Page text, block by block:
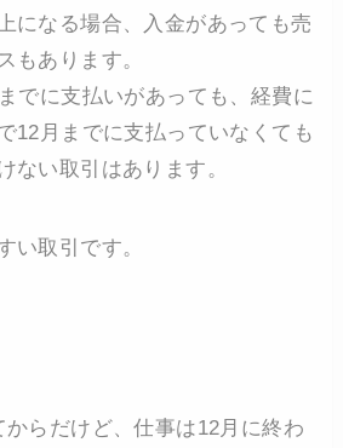
になる場合、入金があっても売
もあります。
でに支払いがあっても、経費に
12月までに支払っていなくても
ない取引はあります。
い取引です。
からだけど、仕事は12月に終わ